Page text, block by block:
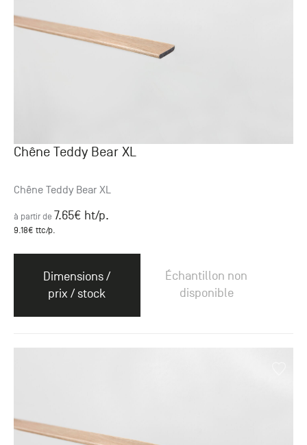
Chêne Teddy Bear XL
Chêne Teddy Bear XL
à partir de 7.65€ ht/p.
9.18€ ttc/p.
Dimensions /
prix / stock
Échantillon non
disponible